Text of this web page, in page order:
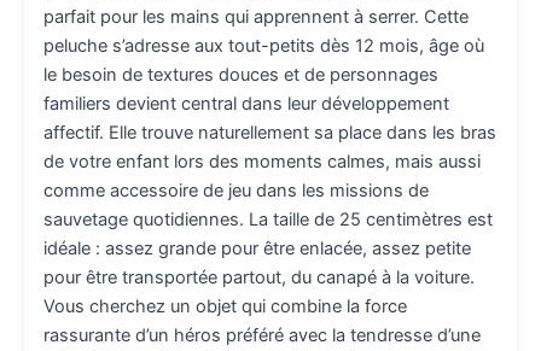
parfait pour les mains qui apprennent à serrer. Cette
peluche s’adresse aux tout-petits dès 12 mois, âge où
le besoin de textures douces et de personnages
familiers devient central dans leur développement
affectif. Elle trouve naturellement sa place dans les bras
de votre enfant lors des moments calmes, mais aussi
comme accessoire de jeu dans les missions de
sauvetage quotidiennes. La taille de 25 centimètres est
idéale : assez grande pour être enlacée, assez petite
pour être transportée partout, du canapé à la voiture.
Vous cherchez un objet qui combine la force
rassurante d’un héros préféré avec la tendresse d’une